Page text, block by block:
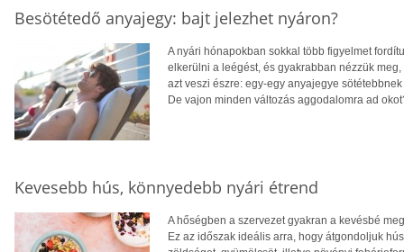
Besötétedő anyajegy: bajt jelezhet nyáron?
A nyári hónapokban sokkal több figyelmet
elkerülni a leégést, és gyakrabban nézzük
azt veszi észre: egy-egy anyajegye
De vajon minden változás aggodalomra ad
Kevesebb hús, könnyedebb nyári étrend
A hőségben a szervezet gyakran a kevésbé
Ez az időszak ideális arra, hogy átgondoljuk